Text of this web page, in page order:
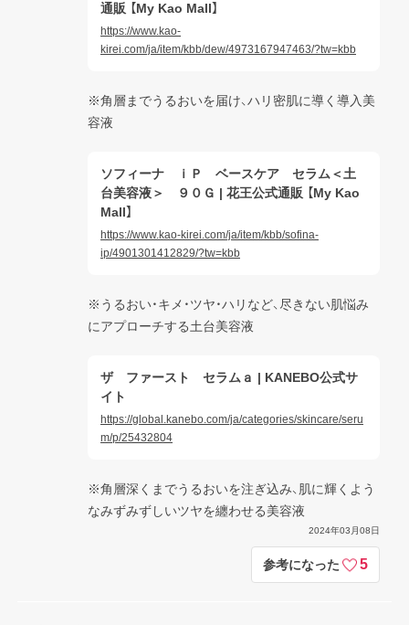
通販 【My Kao Mall】
https://www.kao-
kirei.com/ja/item/kbb/dew/4973167947463/?tw=kbb
※角層までうるおいを届け、ハリ密肌に導く導入美
容液
ソフィーナ ｉＰ ベースケア セラム＜土
台美容液＞ ９０Ｇ | 花王公式通販 【My Kao
Mall】
https://www.kao-kirei.com/ja/item/kbb/sofina-
ip/4901301412829/?tw=kbb
※うるおい・キメ・ツヤ・ハリなど、尽きない肌悩み
にアプローチする土台美容液
ザ ファースト セラムａ | KANEBO公式サ
イト
https://global.kanebo.com/ja/categories/skincare/seru
m/p/25432804
※角層深くまでうるおいを注ぎ込み、肌に輝くよう
なみずみずしいツヤを纏わせる美容液
2024年03月08日
参考になった 5